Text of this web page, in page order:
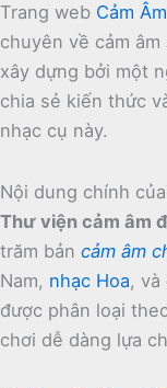
Trang web Cảm
chuyên về cảm âm
xây dựng bởi một
chia sẻ kiến thức
nhạc cụ này.
Nội dung chính
Thư viện cảm âm
trăm bản cảm âm
Nam, nhạc Hoa, và
được phân loại
chơi dễ dàng lựa